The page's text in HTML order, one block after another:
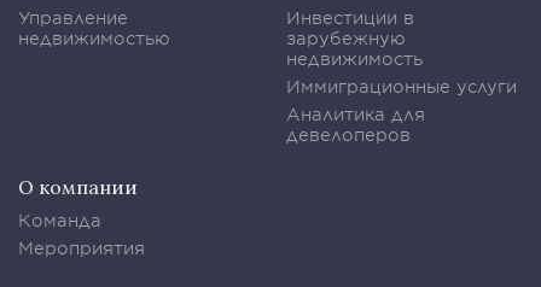
Управление
недвижимостью
Инвестиции в
зарубежную
недвижимость
Иммиграционные услуги
Аналитика для
девелоперов
О компании
Команда
Мероприятия